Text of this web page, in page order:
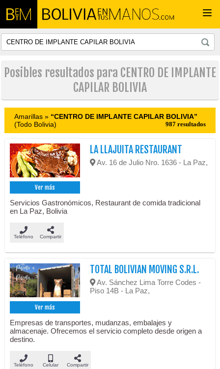
Posibles resultados para CENTRO DE IMPLANTE
CAPILAR BOLIVIA
Amarillas » “CENTRO DE IMPLANTE CAPILAR BOLIVIA”
(Todo Bolivia)
987 resultados
Ver más
LA LLAJUITA RESTAURANT
Av. 16 de Julio Nro. 1636 - La Paz,
Servicios Gastronómicos, Restaurant de comida tradicional
en La Paz, Bolivia
Teléfono Compartir
Ver más
TOTAL BOLIVIAN MOVING S.R.L.
Av. Sánchez Lima Torre Codes -
Piso 14B - La Paz,
Empresas de transportes, mudanzas, embalajes y
almacenaje. Ofrecemos el servicio completo desde origen a
destino.
Teléfono Celular Compartir